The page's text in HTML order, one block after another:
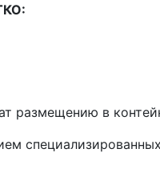
размещению в